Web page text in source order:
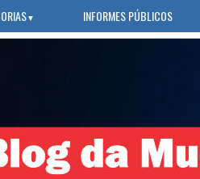
▼ INFORMES PÚBLICOS